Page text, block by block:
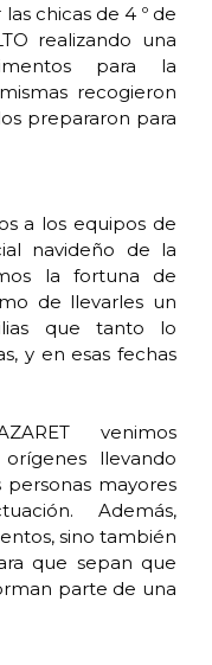
chicas de 4 º de
realizando una
para la
recogieron
prepararon para
a los equipos de
navideño de la
la fortuna de
de llevarles un
que tanto lo
y en esas fechas
venimos
llevando
mayores
Además,
sino también
que sepan que
parte de una